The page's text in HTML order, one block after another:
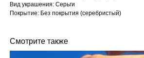
Вид украшения: Серьги
Покрытие: Без покрытия (серебристый)
Смотрите также